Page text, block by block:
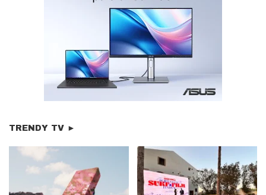
TRENDY TV ►